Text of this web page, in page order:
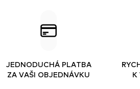
JEDNODUCHÁ PLATBA
ZA VAŠI OBJEDNÁVKU
K